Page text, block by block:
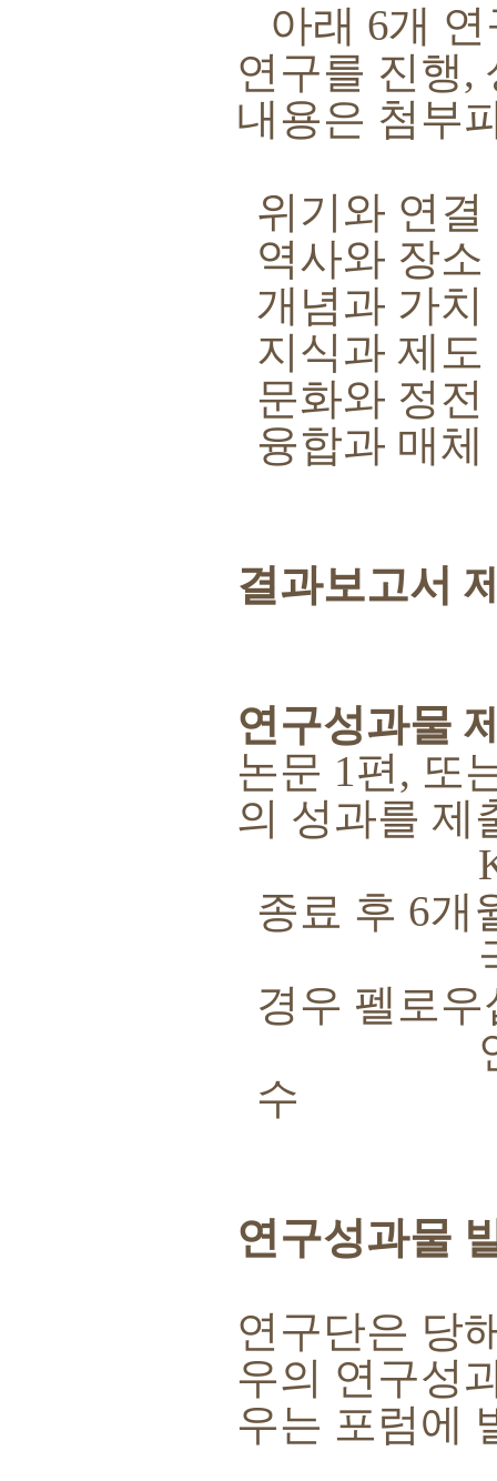
아래 6개
연구를 진행,
내용은 첨부
위기와 연결
역사와 장소
개념과 가치
지식과 제도
문화와 정전
융합과 매체
결과보고서
연구성과물
논문 1편, 또
의 성과를 제
종료 후 6개
국제전
경우 펠로
연구성
수
연구성과물
연구단은 당
우의 연구성
우는 포럼에